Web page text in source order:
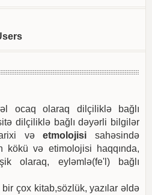
ocaq olaraq dilçiliklə bağlı
dilçiliklə bağlı dəyərli bilgilər
tarixi vəetmolojisi sahəsində
kökü və etimolojisi haqqında,
olaraq, eyləmlə(fe'l) bağlı
çox kitab,sözlük, yazılar əldə